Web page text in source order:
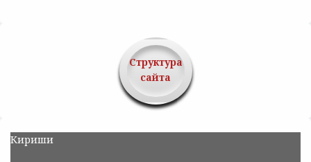
Структура
сайта
Кириши